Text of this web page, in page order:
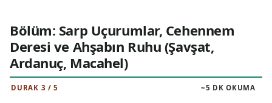
Bölüm: Sarp Uçurumlar, Cehennem
Deresi ve Ahşabın Ruhu (Şavşat,
Ardanuç, Macahel)
DURAK 3 / 5 ~5 DK OKUMA